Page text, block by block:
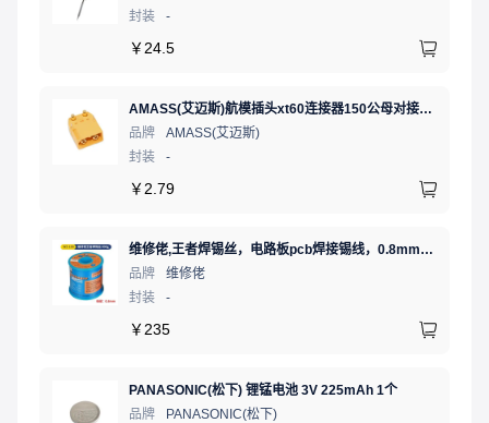
封装
-
￥ 24.5
AMASS(艾迈斯)航模插头xt60连接器150公母对接pw锂电池公头 接PCB板卧式 黄色 公头XT60PW-M.G.Y
品牌
AMASS(艾迈斯)
封装
-
￥ 2.79
维修佬,王者焊锡丝，电路板pcb焊接锡线，0.8mm800g,1个
品牌
维修佬
封装
-
￥ 235
PANASONIC(松下) 锂锰电池 3V 225mAh 1个
品牌
PANASONIC(松下)